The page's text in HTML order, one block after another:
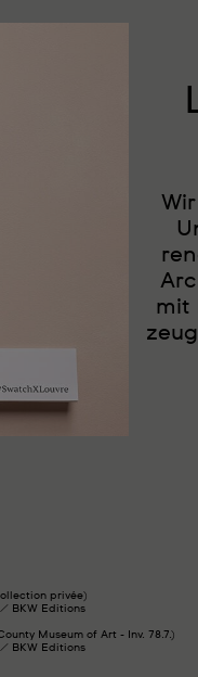
mit
privée)
BKW Editions
Museum of Art - Inv. 78.7.)
BKW Editions